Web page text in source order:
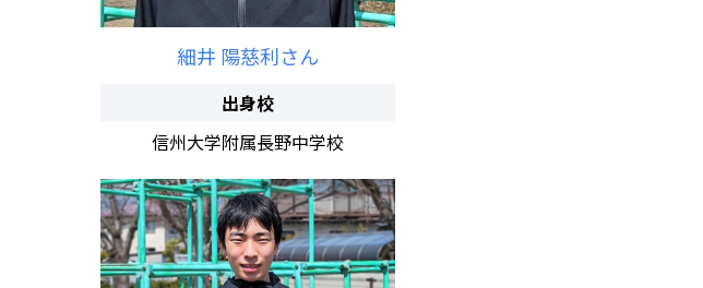
細井 陽慈利さん
出身校
信州大学附属長野中学校